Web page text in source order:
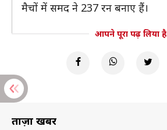
मैचों में समद ने 237 रन बनाए हैं।
आपने पूरा पढ़ लिया है
ताज़ा खबरें